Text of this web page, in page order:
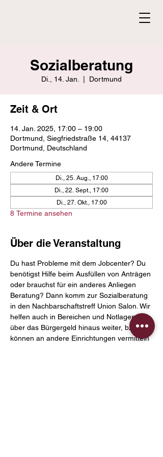
Sozialberatung
Di., 14. Jan. Dortmund
Zeit & Ort
14. Jan. 2025, 17:00 – 19:00
Dortmund, Siegfriedstraße 14, 44137
Dortmund, Deutschland
Andere Termine
Di., 25. Aug., 17:00
Di., 22. Sept., 17:00
Di., 27. Okt., 17:00
8 Termine ansehen
Über die Veranstaltung
Du hast Probleme mit dem Jobcenter? Du
benötigst Hilfe beim Ausfüllen von Anträgen
oder brauchst für ein anderes Anliegen
Beratung? Dann komm zur Sozialberatung
in den Nachbarschaftstreff Union Salon. Wir
helfen auch in Bereichen und Notlagen
über das Bürgergeld hinaus weiter, bzw.
können an andere Einrichtungen vermitteln